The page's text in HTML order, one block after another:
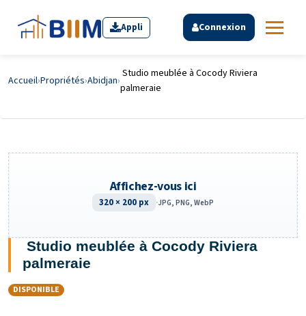
Appli Connexion
Accueil›Propriétés›Abidjan›
Studio meublée à Cocody Riviera
palmeraie
Studio meublée à Cocody Riviera
palmeraie
DISPONIBLE
Affichez-vous ici
320 × 200 px ·JPG, PNG, WebP